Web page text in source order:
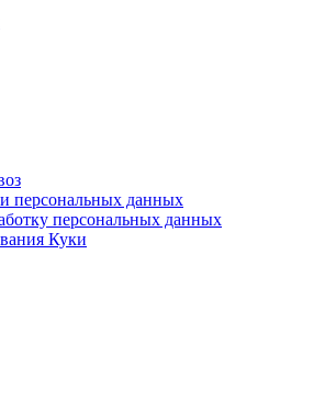
персональных данных
персональных данных
Куки